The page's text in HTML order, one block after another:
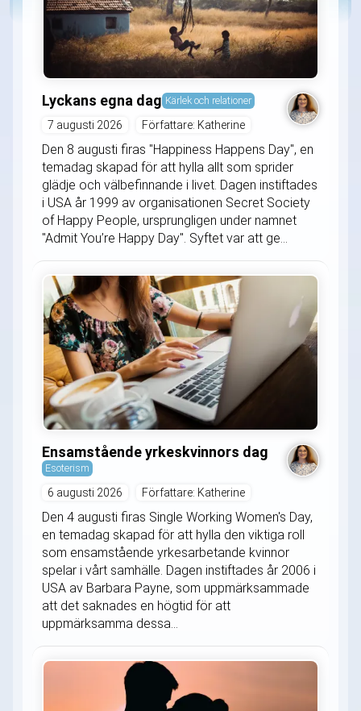
Lyckans egna dag Kärlek och relationer
7 augusti 2026 Författare: Katherine
Den 8 augusti firas "Happiness Happens Day", en
temadag skapad för att hylla allt som sprider
glädje och välbefinnande i livet. Dagen instiftades
i USA år 1999 av organisationen Secret Society
of Happy People, ursprungligen under namnet
"Admit You’re Happy Day". Syftet var att ge...
Ensamstående yrkeskvinnors dag
Esoterism
6 augusti 2026 Författare: Katherine
Den 4 augusti firas Single Working Women's Day,
en temadag skapad för att hylla den viktiga roll
som ensamstående yrkesarbetande kvinnor
spelar i vårt samhälle. Dagen instiftades år 2006 i
USA av Barbara Payne, som uppmärksammade
att det saknades en högtid för att
uppmärksamma dessa...